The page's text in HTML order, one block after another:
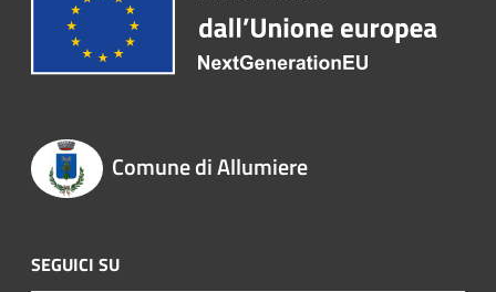
Comune di Allumiere
SEGUICI SU